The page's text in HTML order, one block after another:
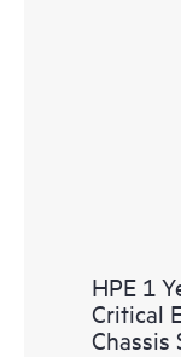
객은 지원 인시
수 있으며, 선별
Tech Care 서비
과 성능 최적화
HPE 1
Critical
Chassis